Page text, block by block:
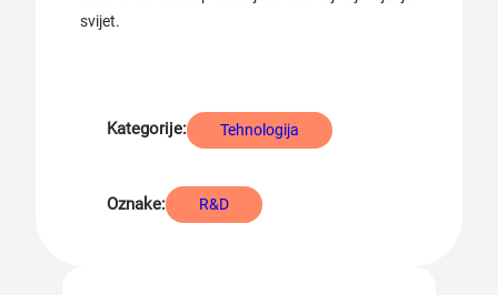
svijet.
Kategorije: Tehnologija
Oznake: R&D